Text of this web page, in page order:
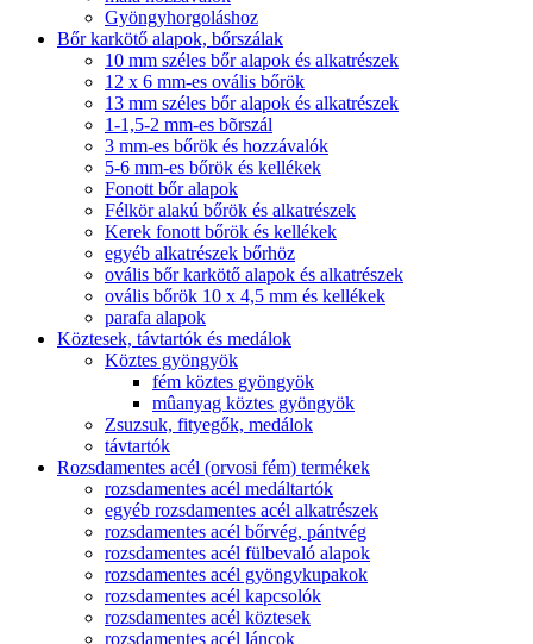
Gyöngyhorgoláshoz
Bőr karkötő alapok, bőrszálak
10 mm széles bőr alapok és alkatrészek
12 x 6 mm-es ovális bőrök
13 mm széles bőr alapok és alkatrészek
1-1,5-2 mm-es bõrszál
3 mm-es bőrök és hozzávalók
5-6 mm-es bőrök és kellékek
Fonott bőr alapok
Félkör alakú bőrök és alkatrészek
Kerek fonott bőrök és kellékek
egyéb alkatrészek bőrhöz
ovális bőr karkötő alapok és alkatrészek
ovális bőrök 10 x 4,5 mm és kellékek
parafa alapok
Köztesek, távtartók és medálok
Köztes gyöngyök
fém köztes gyöngyök
mûanyag köztes gyöngyök
Zsuzsuk, fityegők, medálok
távtartók
Rozsdamentes acél (orvosi fém) termékek
rozsdamentes acél medáltartók
egyéb rozsdamentes acél alkatrészek
rozsdamentes acél bőrvég, pántvég
rozsdamentes acél fülbevaló alapok
rozsdamentes acél gyöngykupakok
rozsdamentes acél kapcsolók
rozsdamentes acél köztesek
rozsdamentes acél láncok